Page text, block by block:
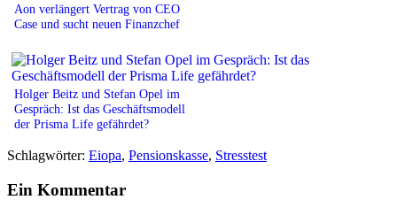
Aon verlängert Vertrag von CEO
Case und sucht neuen Finanzchef
Holger Beitz und Stefan Opel im
Gespräch: Ist das Geschäftsmodell
der Prisma Life gefährdet?
Schlagwörter: Eiopa, Pensionskasse, Stresstest
Ein Kommentar